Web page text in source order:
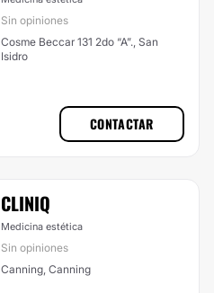
Sin opiniones
Cosme Beccar 131 2do “A”., San
Isidro
CONTACTAR
CLINIQ
Medicina estética
Sin opiniones
Canning, Canning